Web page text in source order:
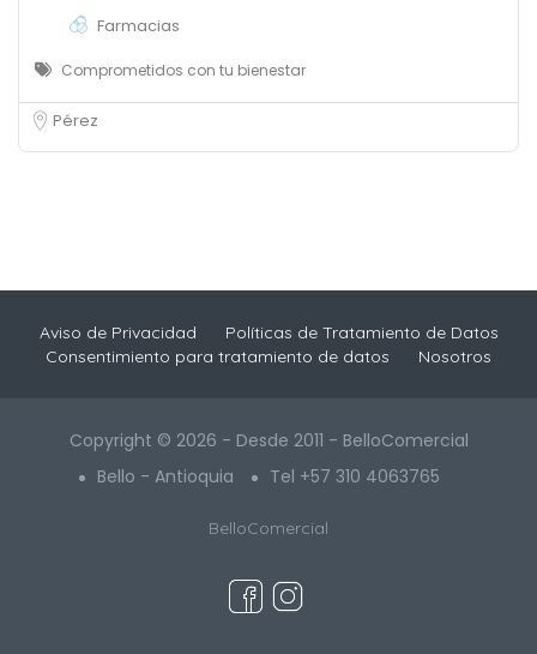
Farmacias
Comprometidos con tu bienestar
Pérez
Aviso de Privacidad
Políticas de Tratamiento de Datos
Consentimiento para tratamiento de datos
Nosotros
Copyright © 2026 - Desde 2011 - BelloComercial
Bello - Antioquia
Tel +57 310 4063765
BelloComercial